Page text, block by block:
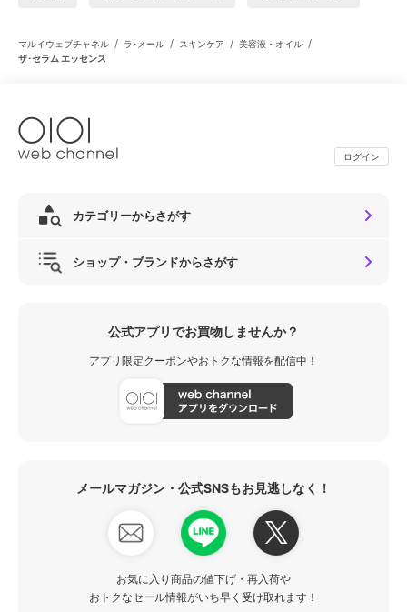
マルイウェブチャネル / ラ･メール / スキンケア / 美容液・オイル /
ザ･セラム エッセンス
ログイン
カテゴリーからさがす
ショップ・ブランドからさがす
公式アプリでお買物しませんか？
アプリ限定クーポンやおトクな情報を配信中！
メールマガジン・公式SNSもお見逃しなく！
お気に入り商品の値下げ・再入荷や
おトクなセール情報がいち早く受け取れます！